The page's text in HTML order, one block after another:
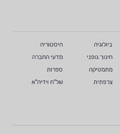
ביולוגיה
היסטוריה
חינוך גופני
מדעי החברה
מתמטיקה
ספרות
צרפתית
של"ח וידיה"א